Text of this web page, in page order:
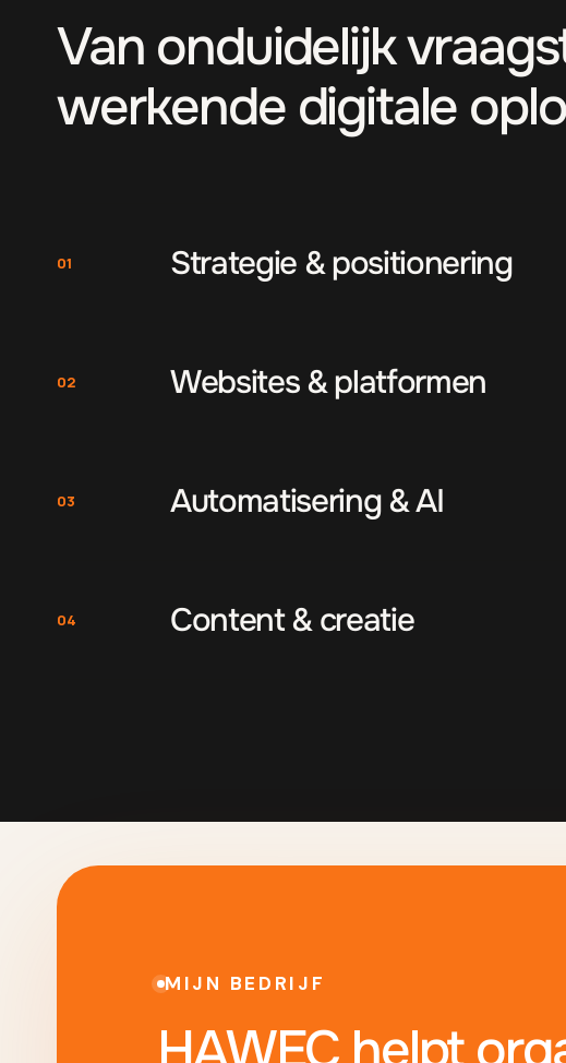
Van onduidelijk
werkende digitale
01 Strategie & positionering
02 Websites & platformen
03 Automatisering & AI
04 Content & creatie
MIJN BEDRIJF